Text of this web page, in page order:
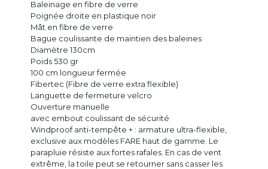
Baleinage en fibre de verre
Poignée droite en plastique noir
Mât en fibre de verre
Bague coulissante de maintien des baleines
Diamètre 130cm
Poids 530 gr
100 cm longueur fermée
Fibertec (Fibre de verre extra flexible)
Languette de fermeture velcro
Ouverture manuelle
avec embout coulissant de sécurité
Windproof anti-tempête + : armature ultra-flexible,
exclusive aux modèles FARE haut de gamme. Le
parapluie résiste aux fortes rafales. En cas de vent
extrême, la toile peut se retourner sans casser les